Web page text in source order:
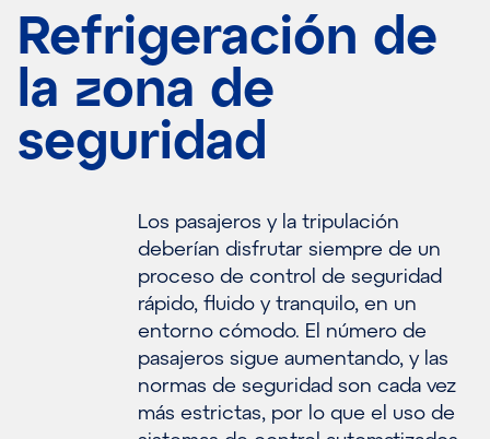
Refrigeración de
la zona de
seguridad
Los pasajeros y la tripulación
deberían disfrutar siempre de un
proceso de control de seguridad
rápido, fluido y tranquilo, en un
entorno cómodo. El número de
pasajeros sigue aumentando, y las
normas de seguridad son cada vez
más estrictas, por lo que el uso de